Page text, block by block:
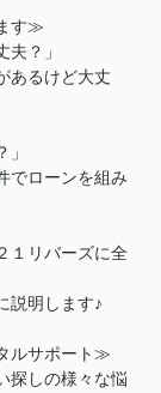
す≫
夫？」
あるけど大丈
でローンを組み
１リバーズに全
説明します♪
ルサポート≫
探しの様々な悩